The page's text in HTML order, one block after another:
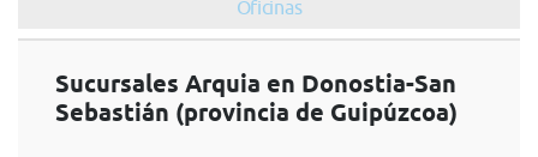
Oficinas
Sucursales Arquia en Donostia-San
Sebastián (provincia de Guipúzcoa)